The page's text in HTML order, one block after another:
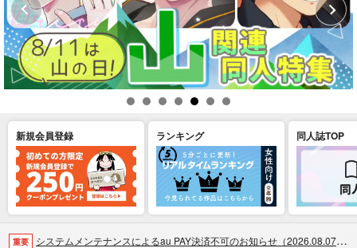
新規会員登録 ランキング 同人誌TOP
重要 システムメンテナンスによるau PAY決済不可のお知らせ（2026.08.07 掲載）